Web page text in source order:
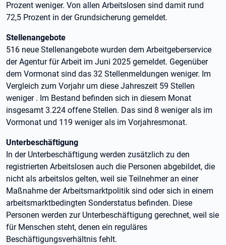
Prozent weniger. Von allen Arbeitslosen sind damit rund
72,5 Prozent in der Grundsicherung gemeldet.
Stellenangebote
516 neue Stellenangebote wurden dem Arbeitgeberservice
der Agentur für Arbeit im Juni 2025 gemeldet. Gegenüber
dem Vormonat sind das 32 Stellenmeldungen weniger. Im
Vergleich zum Vorjahr um diese Jahreszeit 59 Stellen
weniger . Im Bestand befinden sich in diesem Monat
insgesamt 3.224 offene Stellen. Das sind 8 weniger als im
Vormonat und 119 weniger als im Vorjahresmonat.
Unterbeschäftigung
In der Unterbeschäftigung werden zusätzlich zu den
registrierten Arbeitslosen auch die Personen abgebildet, die
nicht als arbeitslos gelten, weil sie Teilnehmer an einer
Maßnahme der Arbeitsmarktpolitik sind oder sich in einem
arbeitsmarktbedingten Sonderstatus befinden. Diese
Personen werden zur Unterbeschäftigung gerechnet, weil sie
für Menschen steht, denen ein reguläres
Beschäftigungsverhältnis fehlt.